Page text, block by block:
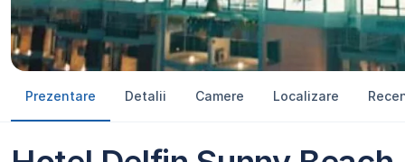
Prezentare Detalii Camere Localizare